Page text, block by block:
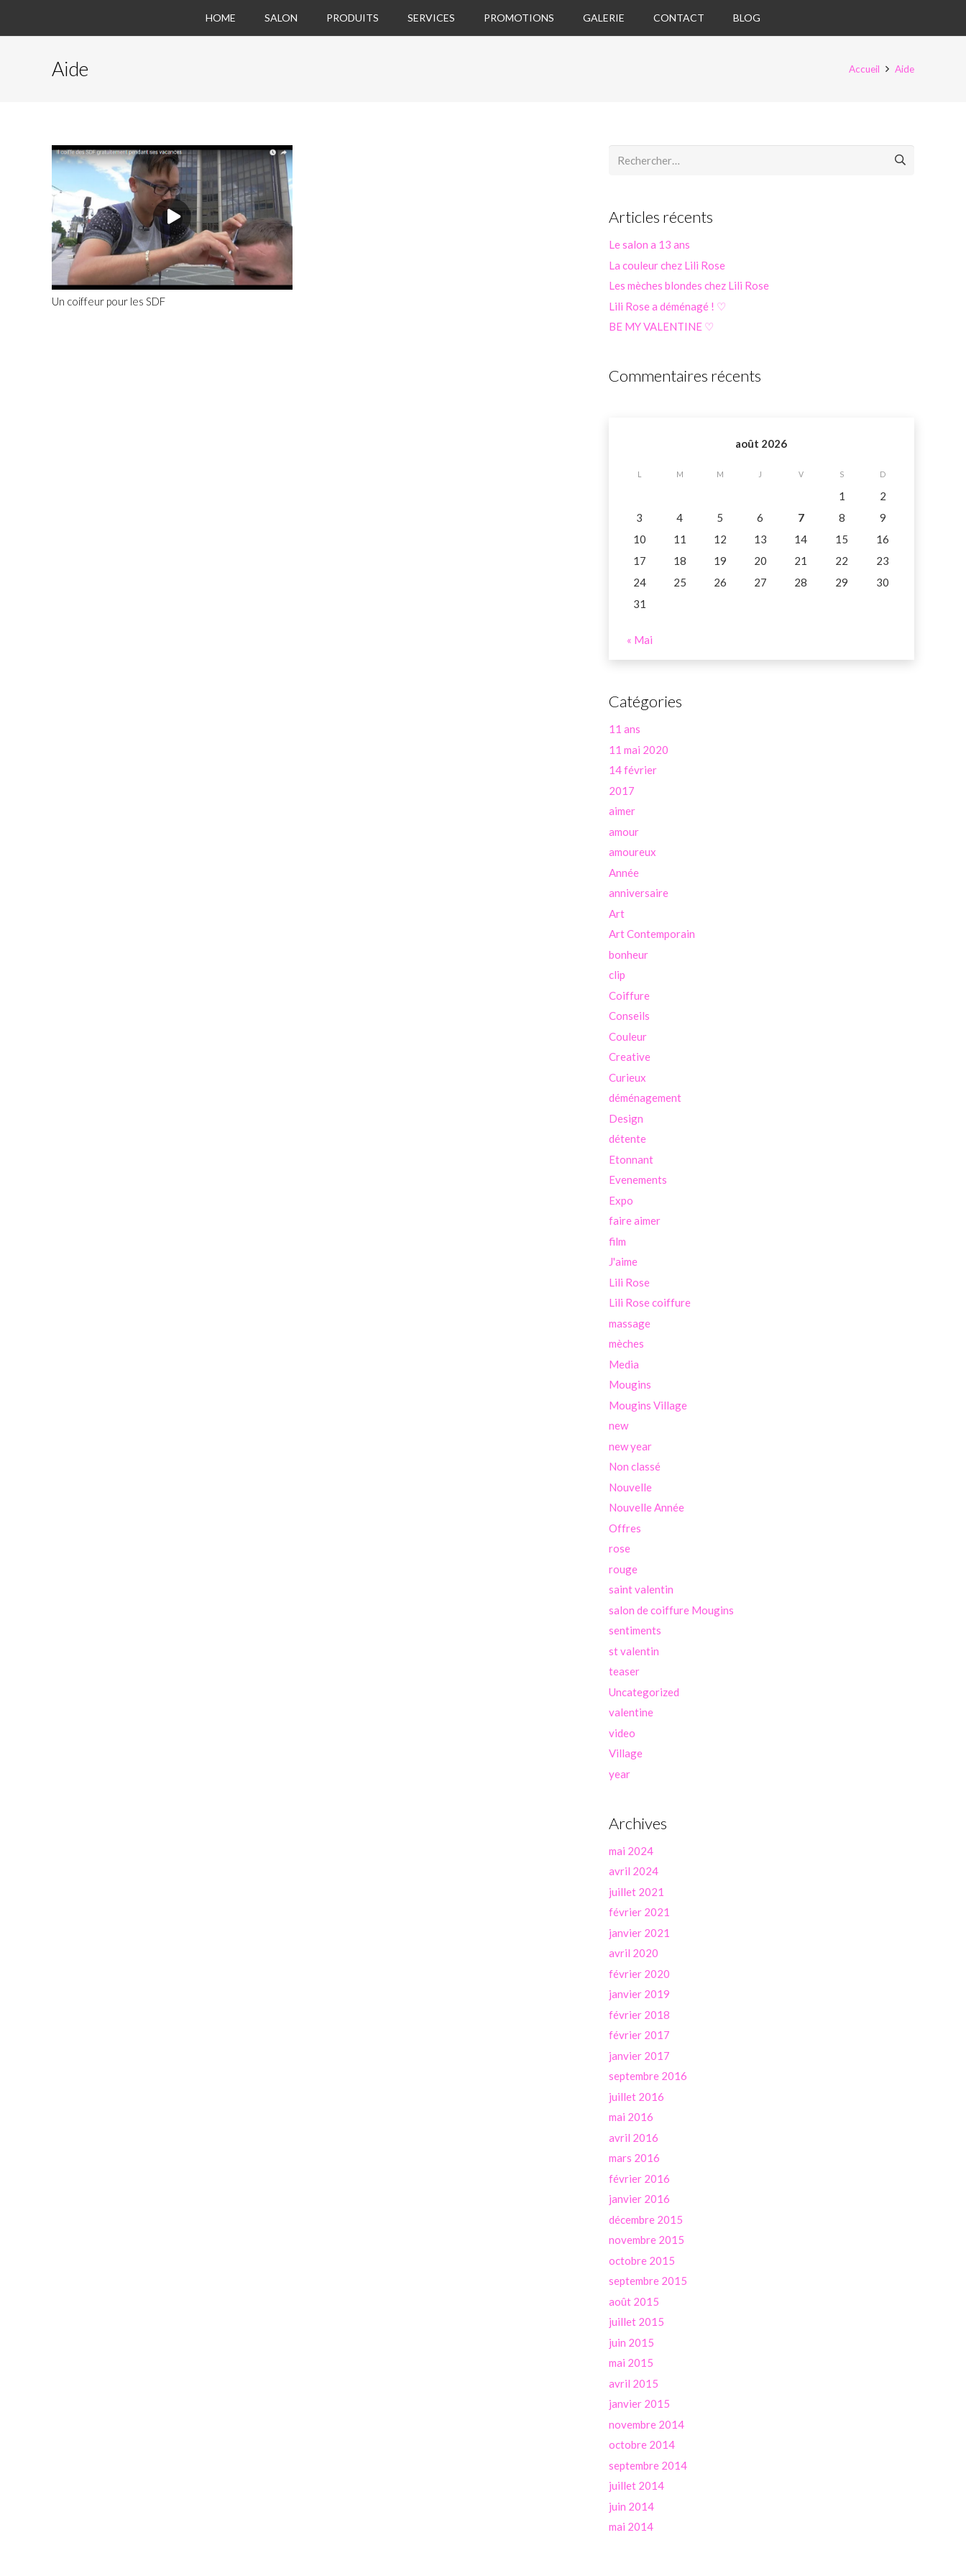
HOME SALON PRODUITS SERVICES PROMOTIONS GALERIE CONTACT BLOG
Aide Accueil Aide
Un coiffeur pour les SDF
Rechercher :
Articles récents
Le salon a 13 ans
La couleur chez Lili Rose
Les mèches blondes chez Lili Rose
Lili Rose a déménagé ! ♡
BE MY VALENTINE ♡
Commentaires récents
août 2026
L M M J V S D
1
2
3
4 5 6 7 8
9
10
11 12 13 14 15
16
17
18 19 20 21 22
23
24
25 26 27 28 29
30
31
« Mai
Catégories
11 ans
11 mai 2020
14 février
2017
aimer
amour
amoureux
Année
anniversaire
Art
Art Contemporain
bonheur
clip
Coiffure
Conseils
Couleur
Creative
Curieux
déménagement
Design
détente
Etonnant
Evenements
Expo
faire aimer
film
J'aime
Lili Rose
Lili Rose coiffure
massage
mèches
Media
Mougins
Mougins Village
new
new year
Non classé
Nouvelle
Nouvelle Année
Offres
rose
rouge
saint valentin
salon de coiffure Mougins
sentiments
st valentin
teaser
Uncategorized
valentine
video
Village
year
Archives
mai 2024
avril 2024
juillet 2021
février 2021
janvier 2021
avril 2020
février 2020
janvier 2019
février 2018
février 2017
janvier 2017
septembre 2016
juillet 2016
mai 2016
avril 2016
mars 2016
février 2016
janvier 2016
décembre 2015
novembre 2015
octobre 2015
septembre 2015
août 2015
juillet 2015
juin 2015
mai 2015
avril 2015
janvier 2015
novembre 2014
octobre 2014
septembre 2014
juillet 2014
juin 2014
mai 2014